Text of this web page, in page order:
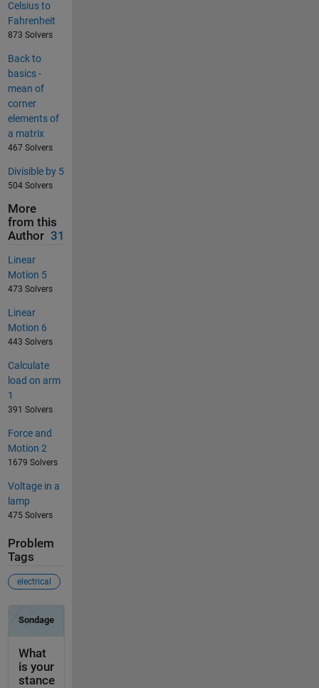
Celsius to
Fahrenheit
873 Solvers
Back to
basics -
mean of
corner
elements of
a matrix
467 Solvers
Divisible by 5
504 Solvers
More
from this
Author 31
Linear
Motion 5
473 Solvers
Linear
Motion 6
443 Solvers
Calculate
load on arm
1
391 Solvers
Force and
Motion 2
1679 Solvers
Voltage in a
lamp
475 Solvers
Problem
Tags
electrical